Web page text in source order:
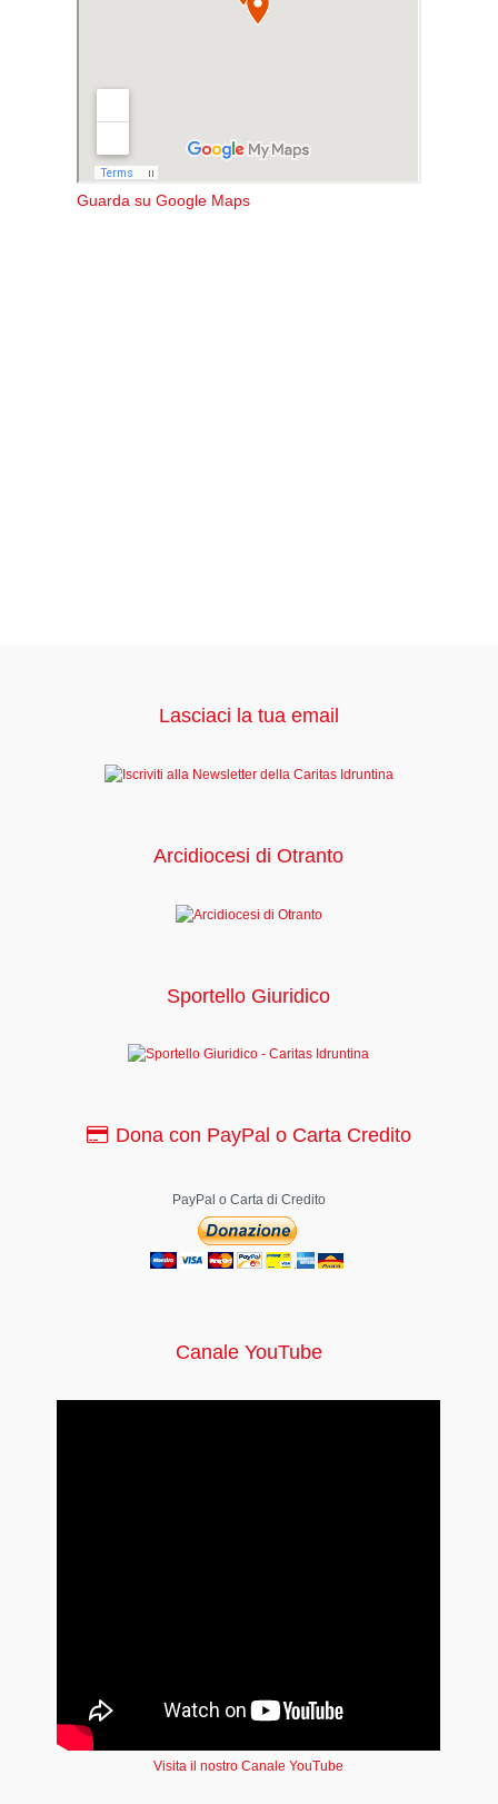
Guarda su Google Maps
Lasciaci la tua email
Arcidiocesi di Otranto
Sportello Giuridico
Dona con PayPal o Carta Credito
PayPal o Carta di Credito
Canale YouTube
Visita il nostro Canale YouTube